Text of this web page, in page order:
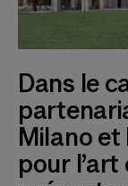
Triennale Milano
Dans le
Milano
pour